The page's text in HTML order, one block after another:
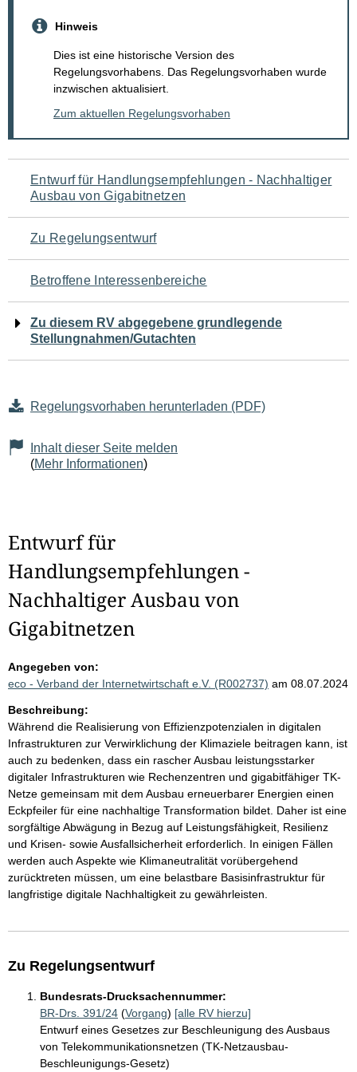
Hinweis
Dies ist eine historische Version des
Regelungsvorhabens. Das Regelungsvorhaben wurde
inzwischen aktualisiert.
Zum aktuellen Regelungsvorhaben
Navigation
für
den
Seiteninhalt
Entwurf für Handlungsempfehlungen - Nachhaltiger
Ausbau von Gigabitnetzen
Zu Regelungsentwurf
Betroffene Interessenbereiche
Zu diesem RV abgegebene grundlegende
Stellungnahmen/Gutachten
Regelungsvorhaben herunterladen (PDF)
Inhalt dieser Seite melden
(Mehr Informationen)
Entwurf für
Handlungsempfehlungen -
Nachhaltiger Ausbau von
Gigabitnetzen
Angegeben von:
eco - Verband der Internetwirtschaft e.V. (R002737) am 08.07.2024
Beschreibung:
Während die Realisierung von Effizienzpotenzialen in digitalen
Infrastrukturen zur Verwirklichung der Klimaziele beitragen kann, ist
auch zu bedenken, dass ein rascher Ausbau leistungsstarker
digitaler Infrastrukturen wie Rechenzentren und gigabitfähiger TK-
Netze gemeinsam mit dem Ausbau erneuerbarer Energien einen
Eckpfeiler für eine nachhaltige Transformation bildet. Daher ist eine
sorgfältige Abwägung in Bezug auf Leistungsfähigkeit, Resilienz
und Krisen- sowie Ausfallsicherheit erforderlich. In einigen Fällen
werden auch Aspekte wie Klimaneutralität vorübergehend
zurücktreten müssen, um eine belastbare Basisinfrastruktur für
langfristige digitale Nachhaltigkeit zu gewährleisten.
Zu Regelungsentwurf
Bundesrats-Drucksachennummer:
BR-Drs. 391/24 (Vorgang) [alle RV hierzu]
Entwurf eines Gesetzes zur Beschleunigung des Ausbaus
von Telekommunikationsnetzen (TK-Netzausbau-
Beschleunigungs-Gesetz)